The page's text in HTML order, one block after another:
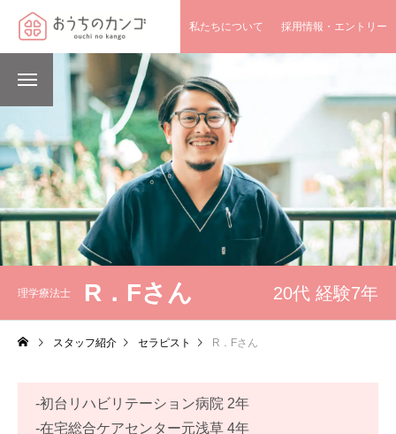
私たちについて 採用情報・エントリー
理学療法士 R．Fさん 20代 経験7年
スタッフ紹介 セラピスト R．Fさん
-初台リハビリテーション病院 2年
-在宅総合ケアセンター元浅草 4年